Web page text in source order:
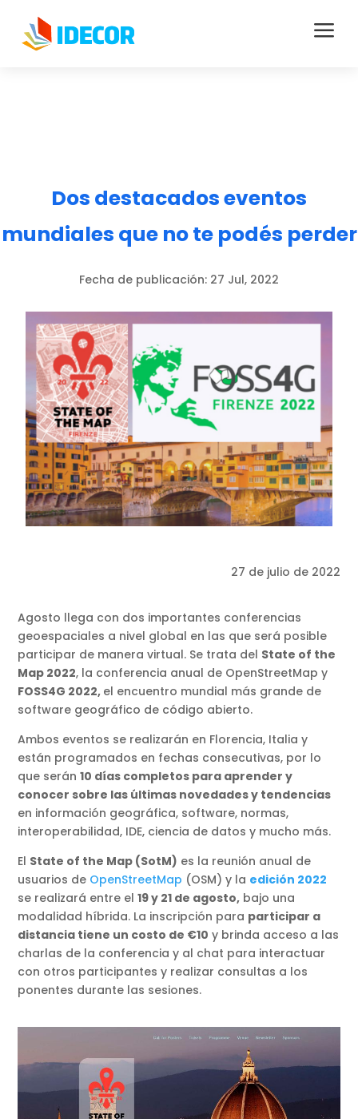
a
Dos destacados eventos
mundiales que no te podés perder
Fecha de publicación: 27 Jul, 2022
27 de julio de 2022
Agosto llega con dos importantes conferencias
geoespaciales a nivel global en las que será posible
participar de manera virtual. Se trata del State of the
Map 2022, la conferencia anual de OpenStreetMap y
FOSS4G 2022, el encuentro mundial más grande de
software geográfico de código abierto.
Ambos eventos se realizarán en Florencia, Italia y
están programados en fechas consecutivas, por lo
que serán10 días completos para aprender y
conocer sobre las últimas novedades y tendencias
en información geográfica, software, normas,
interoperabilidad, IDE, ciencia de datos y mucho más.
El State of the Map (SotM) es la reunión anual de
usuarios de OpenStreetMap (OSM) y la edición 2022
se realizará entre el19 y 21 de agosto, bajo una
modalidad híbrida. La inscripción para participar a
distancia tiene un costo de €10 y brinda acceso a las
charlas de la conferencia y al chat para interactuar
con otros participantes y realizar consultas a los
ponentes durante las sesiones.